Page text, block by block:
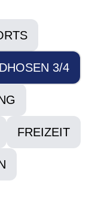
3/4
FREIZEIT